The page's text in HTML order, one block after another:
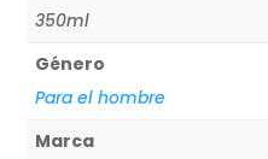
350ml
Género
Para el hombre
Marca